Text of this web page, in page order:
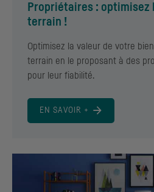
Propriétaires : optimisez
terrain !
Optimisez la valeur de votre
terrain en le proposant à des
pour leur fiabilité.
EN SAVOIR +